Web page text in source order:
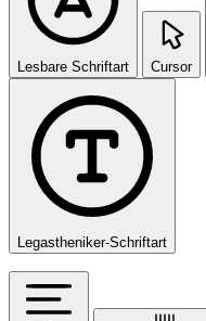
Lesbare Schriftart Cursor
Legastheniker-Schriftart